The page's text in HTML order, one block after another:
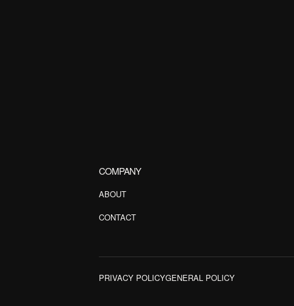
COMPANY
ABOUT
CONTACT
PRIVACY POLICYGENERAL POLICY